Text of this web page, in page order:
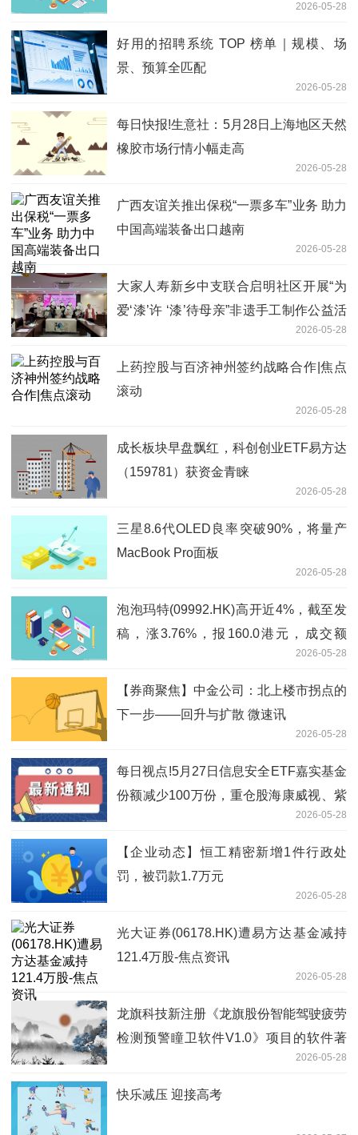
2026-05-28
好用的招聘系统 TOP 榜单｜规模、场
景、预算全匹配
2026-05-28
每日快报!生意社：5月28日上海地区天然
橡胶市场行情小幅走高
2026-05-28
广西友谊关推出保税“一票多车”业务 助力
中国高端装备出口越南
2026-05-28
大家人寿新乡中支联合启明社区开展“为
爱‘漆’许 ‘漆’待母亲”非遗手工制作公益活
2026-05-28
上药控股与百济神州签约战略合作|焦点
滚动
2026-05-28
成长板块早盘飘红，科创创业ETF易方达
（159781）获资金青睐
2026-05-28
三星8.6代OLED良率突破90%，将量产
MacBook Pro面板
2026-05-28
泡泡玛特(09992.HK)高开近4%，截至发
稿，涨3.76%，报160.0港元，成交额
2026-05-28
【券商聚焦】中金公司：北上楼市拐点的
下一步——回升与扩散 微速讯
2026-05-28
每日视点!5月27日信息安全ETF嘉实基金
份额减少100万份，重仓股海康威视、紫
2026-05-28
【企业动态】恒工精密新增1件行政处
罚，被罚款1.7万元
2026-05-28
光大证券(06178.HK)遭易方达基金减持
121.4万股-焦点资讯
2026-05-28
龙旗科技新注册《龙旗股份智能驾驶疲劳
检测预警瞳卫软件V1.0》项目的软件著
2026-05-28
快乐减压 迎接高考